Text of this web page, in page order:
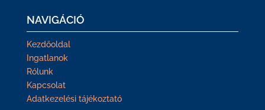
NAVIGÁCIÓ
Kezdőoldal
Ingatlanok
Rólunk
Kapcsolat
Adatkezelési tájékoztató